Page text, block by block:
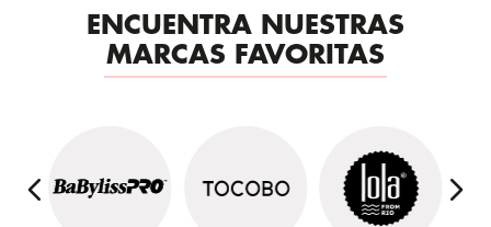
ENCUENTRA NUESTRAS
MARCAS FAVORITAS